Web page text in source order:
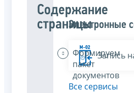
Содержание
страницы
Формируем
пакет
документов
Электронные
Запись
Все сервисы